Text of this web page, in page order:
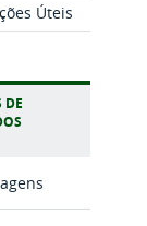
Úteis
DE